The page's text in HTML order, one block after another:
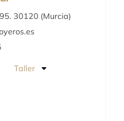
30120 (Murcia)
Taller